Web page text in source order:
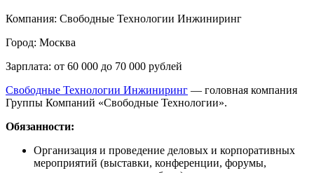
Компания: Свободные Технологии Инжиниринг
Город: Москва
Зарплата: от 60 000 до 70 000 рублей
Свободные Технологии Инжиниринг — головная компания
Группы Компаний «Свободные Технологии».
Обязанности:
Организация и проведение деловых и корпоративных
мероприятий (выставки, конференции, форумы,